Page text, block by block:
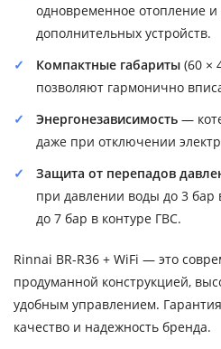
одновременное отопление
дополнительных устройств.
Компактные габариты (60 ×
позволяют гармонично
Энергонезависимость —
даже при отключении
Защита от перепадов
при давлении воды до 3 бар
до 7 бар в контуре ГВС.
Rinnai BR-R36 + WiFi — это
продуманной конструкцией,
удобным управлением.
качество и надежность бренда.